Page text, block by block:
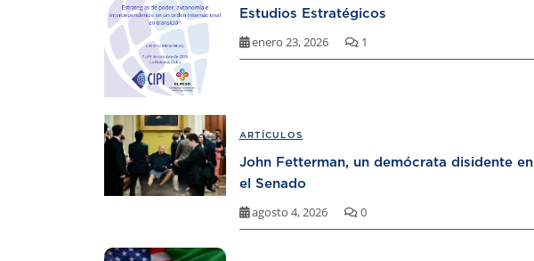
Estudios Estratégicos
enero 23, 2026 1
ARTÍCULOS
John Fetterman, un demócrata disidente en
el Senado
agosto 4, 2026 0